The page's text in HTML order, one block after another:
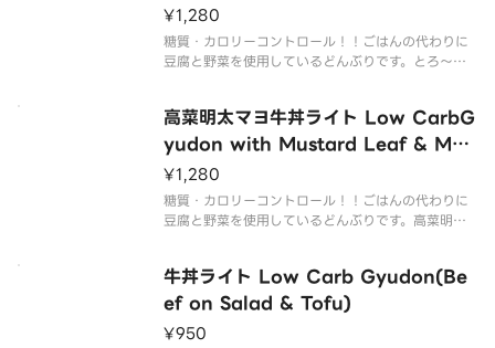
¥1,280
糖質・カロリーコントロール！！ごはんの代わりに
豆腐と野菜を使用しているどんぶりです。とろ～り3
高菜明太マヨ牛丼ライト Low CarbG
yudon with Mustard Leaf & Men
tai Mayo-Flavor Sauce
¥1,280
糖質・カロリーコントロール！！ごはんの代わりに
豆腐と野菜を使用しているどんぶりです。高菜明太
牛丼ライト Low Carb Gyudon(Be
ef on Salad & Tofu)
¥950